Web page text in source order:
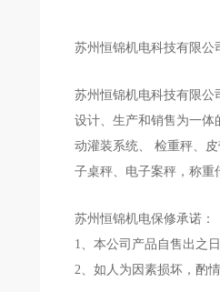
苏州恒锦机电科技有限公
苏州恒锦机电科技有限公
设计、生产和销售为一体
动灌装系统、 检重秤、
子桌秤、电子案秤，称重
苏州恒锦机电保修承诺：
1、本公司产品自售出之
2、如人为因素损坏，酌